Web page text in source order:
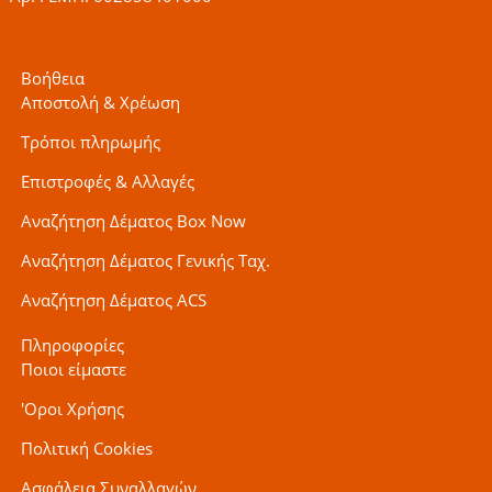
Βοήθεια
Αποστολή & Χρέωση
Τρόποι πληρωμής
Επιστροφές & Αλλαγές
Αναζήτηση Δέματος Box Now
Αναζήτηση Δέματος Γενικής Ταχ.
Αναζήτηση Δέματος ACS
Πληροφορίες
Ποιοι είμαστε
'Οροι Χρήσης
Πολιτική Cookies
Ασφάλεια Συναλλαγών